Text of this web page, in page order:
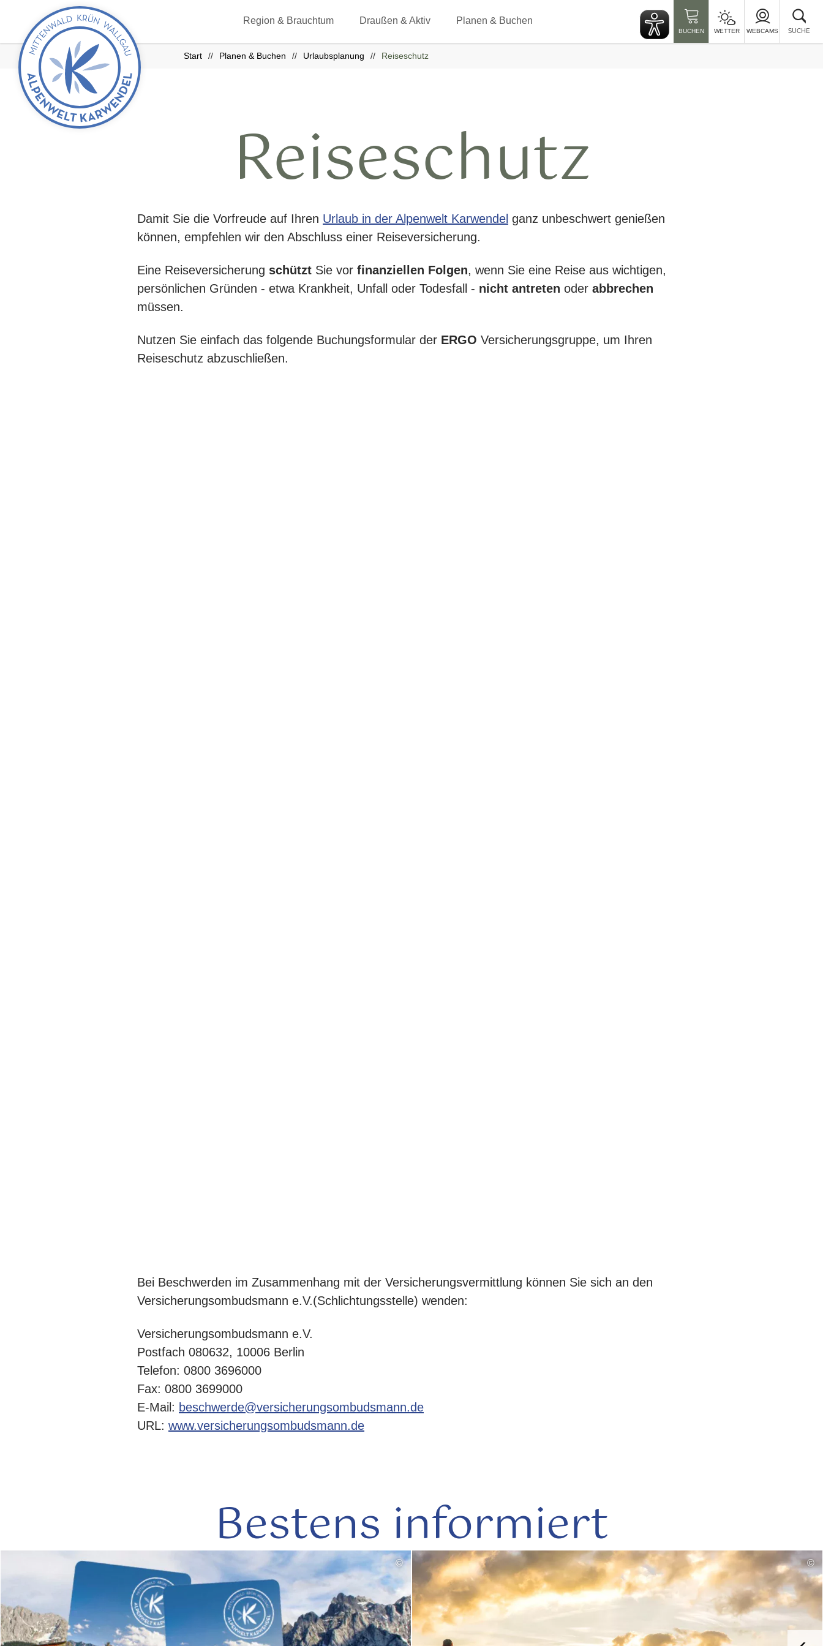
Region & Brauchtum Draußen & Aktiv Planen & Buchen
BUCHEN WETTER WEBCAMS SUCHE
zurück
zur
Startseite
Start Planen & Buchen Urlaubsplanung Reiseschutz
Reiseschutz
Damit Sie die Vorfreude auf Ihren Urlaub in der Alpenwelt Karwendel ganz unbeschwert genießen
können, empfehlen wir den Abschluss einer Reiseversicherung.
Eine Reiseversicherung schützt Sie vor finanziellen Folgen, wenn Sie eine Reise aus wichtigen,
persönlichen Gründen - etwa Krankheit, Unfall oder Todesfall - nicht antreten oder abbrechen
müssen.
Nutzen Sie einfach das folgende Buchungsformular der ERGO Versicherungsgruppe, um Ihren
Reiseschutz abzuschließen.
Bei Beschwerden im Zusammenhang mit der Versicherungsvermittlung können Sie sich an den
Versicherungsombudsmann e.V.(Schlichtungsstelle) wenden:
Versicherungsombudsmann e.V.
Postfach 080632, 10006 Berlin
Telefon: 0800 3696000
Fax: 0800 3699000
E-Mail: beschwerde@versicherungsombudsmann.de
URL: www.versicherungsombudsmann.de
Bestens informiert
© ©
mehr
lesen